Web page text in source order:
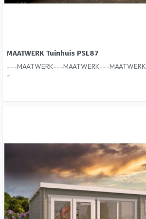
MAATWERK Tuinhuis PSL87
---MAATWERK---MAATWERK---
-
hoogwaardige constructie met het
weersinvloeden en insecten. Dit zorgt voor
lange levensduur en minimaliseert de
onderhoudsvereisten. De omheinde ruimte is
ideaal als creatieve ruimte, opslagruimte of
stijlvol toevluchtsoord voor rust en
ontspanning. Het aangrenzende terras kan
worden gebruikt als een gezellige
voor sociale bijeenkomsten, barbecues of
gewoon als een plek om buiten te